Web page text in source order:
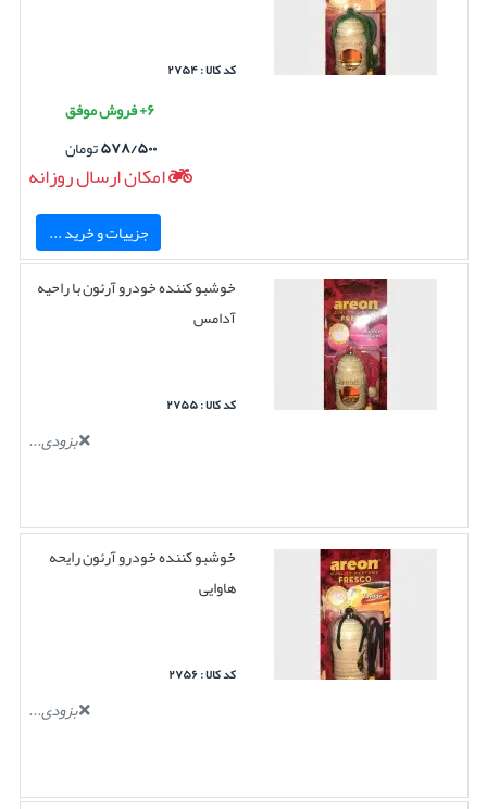
کد کالا : ۲۷۵۴
۶+ فروش موفق
۵۷۸/۵۰۰تومان
امکان ارسال روزانه
جزییات و خرید ...
خوشبو کننده خودرو آرئون با راحیه
آدامس
کد کالا : ۲۷۵۵
بزودی...
خوشبو کننده خودرو آرئون رایحه
هاوایی
کد کالا : ۲۷۵۶
بزودی...